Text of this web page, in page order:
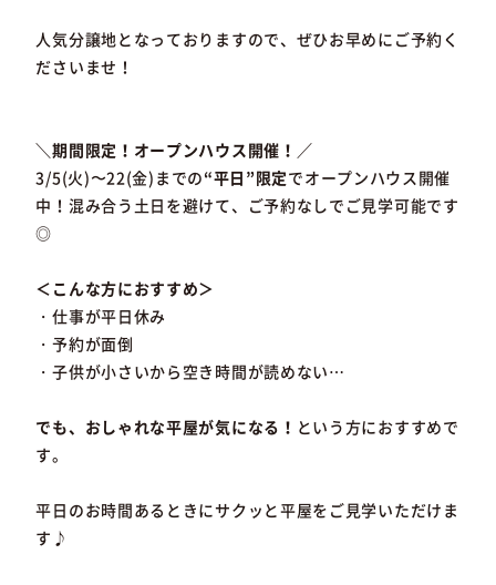
人気分譲地となっておりますので、ぜひお早めにご予約く
ださいませ！
＼期間限定！オープンハウス開催！／
3/5(火)〜22(金)までの“平日”限定でオープンハウス開催
中！混み合う土日を避けて、ご予約なしでご見学可能です
◎
＜こんな方におすすめ＞
・仕事が平日休み
・予約が面倒
・子供が小さいから空き時間が読めない…
でも、おしゃれな平屋が気になる！ という方におすすめで
す。
平日のお時間あるときにサクッと平屋をご見学いただけま
す♪